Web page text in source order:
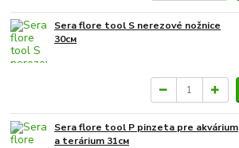
Sera flore tool S nerezové nožnice
30см
Sera flore tool P pinzeta pre akvárium
a terárium 31см